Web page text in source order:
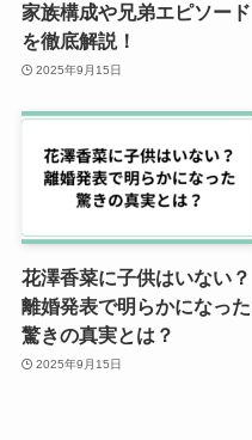
家族構成や兄弟エピソード
を徹底解説！
2025年9月15日
花澤香菜に子供はいない？
離婚発表で明らかになった
驚きの真実とは？
2025年9月15日